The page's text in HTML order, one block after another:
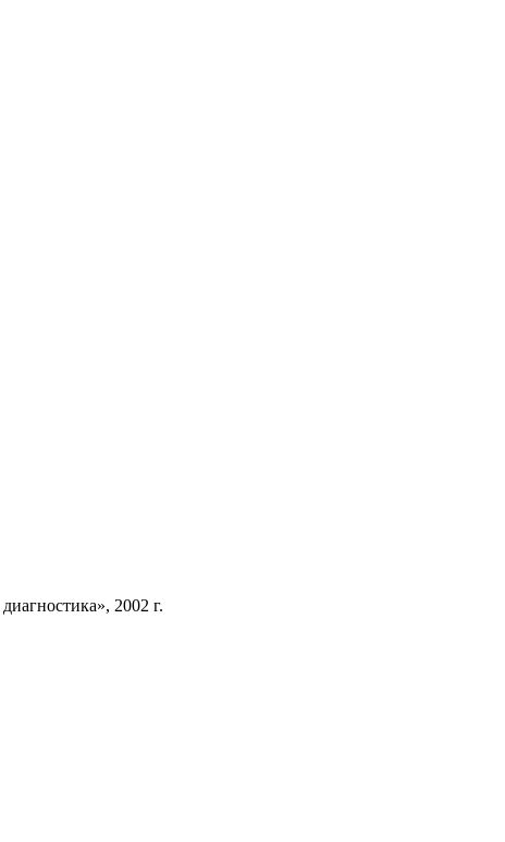
диагностика», 2002 г.